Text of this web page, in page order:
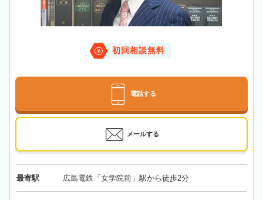
初回相談無料
電話する
メールする
最寄駅 広島電鉄「女学院前」駅から徒歩2分